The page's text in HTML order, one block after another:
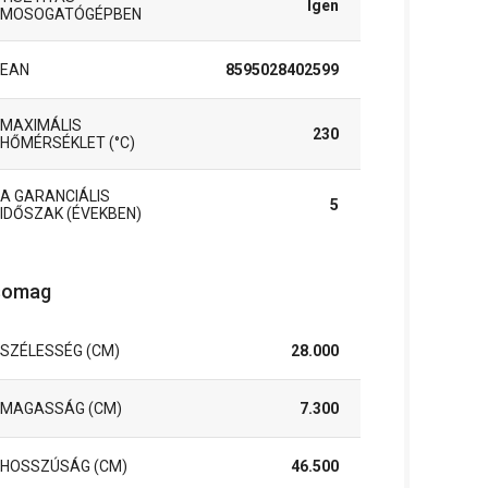
MOSOGATÓGÉPBEN
Igen
EAN 8595028402599
MAXIMÁLIS
HŐMÉRSÉKLET (°C)
230
A GARANCIÁLIS
IDŐSZAK (ÉVEKBEN)
5
SZÉLESSÉG (CM) 28.000
MAGASSÁG (CM) 7.300
HOSSZÚSÁG (CM) 46.500